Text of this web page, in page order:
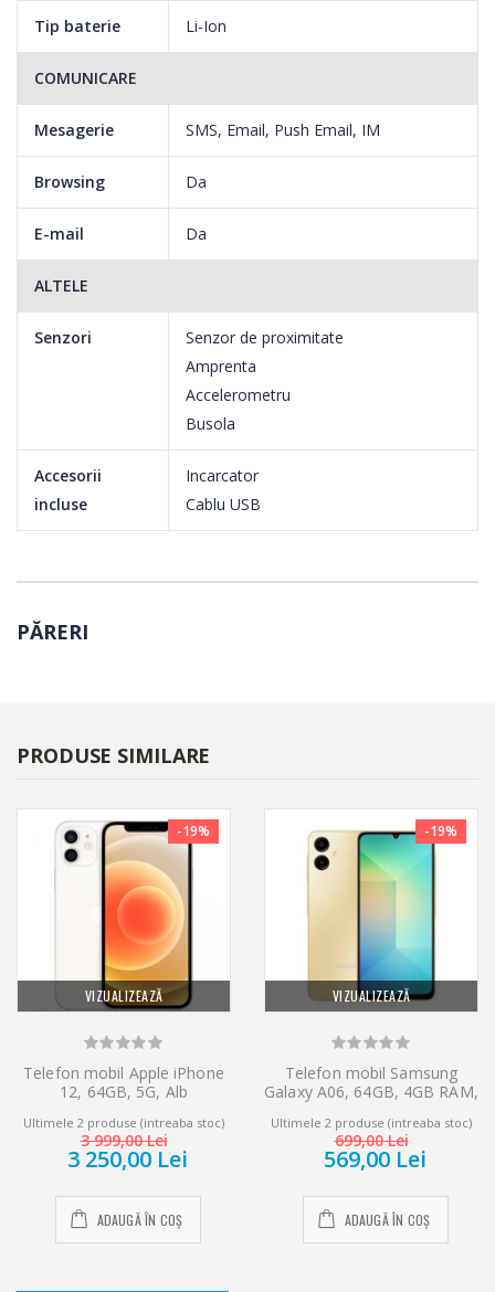
Tip baterie Li-Ion
COMUNICARE
Mesagerie SMS, Email, Push Email, IM
Browsing Da
E-mail Da
ALTELE
Senzori
Senzor de proximitate
Amprenta
Accelerometru
Busola
Accesorii
incluse
Incarcator
Cablu USB
PĂRERI
PRODUSE SIMILARE
VIZUALIZEAZĂ
-19%
Telefon mobil Apple iPhone
12, 64GB, 5G, Alb
Ultimele 2 produse (intreaba stoc)
3 999,00 Lei
3 250,00 Lei
ADAUGĂ ÎN COȘ
VIZUALIZEAZĂ
-19%
Telefon mobil Samsung
Galaxy A06, 64GB, 4GB RAM,
Ultimele 2 produse (intreaba stoc)
699,00 Lei
569,00 Lei
ADAUGĂ ÎN COȘ